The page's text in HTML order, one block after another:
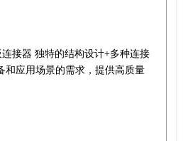
连接器 独特的结构设计+多种连接
和应用场景的需求，提供高质量